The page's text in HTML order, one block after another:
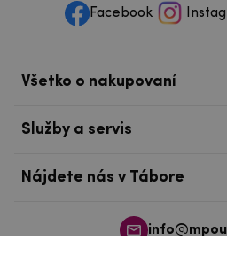
Facebook
Všetko o nakupovaní
Služby a servis
Nájdete nás v Tábore